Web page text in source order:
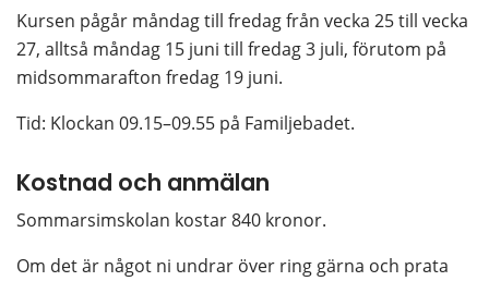
Kursen pågår måndag till fredag från vecka 25 till vecka
27, alltså måndag 15 juni till fredag 3 juli, förutom på
midsommarafton fredag 19 juni.
Tid: Klockan 09.15–09.55 på Familjebadet.
Kostnad och anmälan
Sommarsimskolan kostar 840 kronor.
Om det är något ni undrar över ring gärna och prata